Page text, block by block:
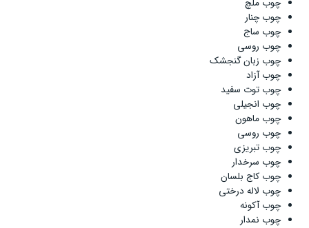
چوب ملچ
چوب چنار
چوب ساج
چوب روسی
چوب زبان گنجشک
چوب آزاد
چوب توت سفید
چوب انجیلی
چوب ماهون
چوب روسی
چوب تبریزی
چوب سرخدار
چوب کاج بلسان
چوب لاله درختی
چوب آکونه
چوب نمدار